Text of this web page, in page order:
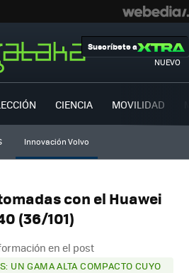
NUEVO
Suscríbete a
CIENCIA MOVILIDAD
Innovación Volvo
con el Huawei
(36/101)
en el post
UN GAMA ALTA COMPACTO CUYO